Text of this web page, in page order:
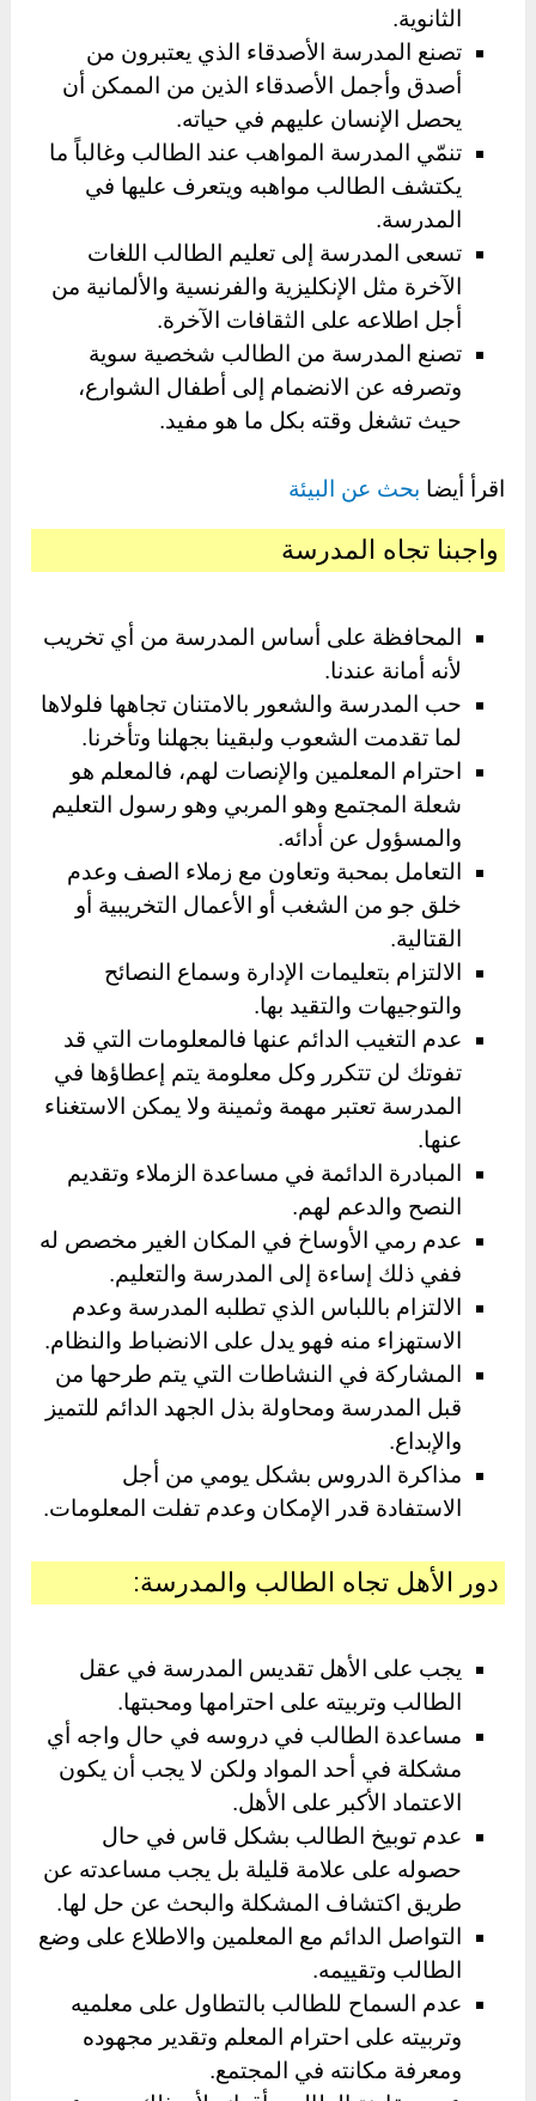
الثانوية.
تصنع المدرسة الأصدقاء الذي يعتبرون من
أصدق وأجمل الأصدقاء الذين من الممكن أن
يحصل الإنسان عليهم في حياته.
تنمّي المدرسة المواهب عند الطالب وغالباً ما
يكتشف الطالب مواهبه ويتعرف عليها في
المدرسة.
تسعى المدرسة إلى تعليم الطالب اللغات
الآخرة مثل الإنكليزية والفرنسية والألمانية من
أجل اطلاعه على الثقافات الآخرة.
تصنع المدرسة من الطالب شخصية سوية
وتصرفه عن الانضمام إلى أطفال الشوارع،
حيث تشغل وقته بكل ما هو مفيد.
اقرأ أيضا بحث عن البيئة
واجبنا تجاه المدرسة
المحافظة على أساس المدرسة من أي تخريب
لأنه أمانة عندنا.
حب المدرسة والشعور بالامتنان تجاهها فلولاها
لما تقدمت الشعوب ولبقينا بجهلنا وتأخرنا.
احترام المعلمين والإنصات لهم، فالمعلم هو
شعلة المجتمع وهو المربي وهو رسول التعليم
والمسؤول عن أدائه.
التعامل بمحبة وتعاون مع زملاء الصف وعدم
خلق جو من الشغب أو الأعمال التخريبية أو
القتالية.
الالتزام بتعليمات الإدارة وسماع النصائح
والتوجيهات والتقيد بها.
عدم التغيب الدائم عنها فالمعلومات التي قد
تفوتك لن تتكرر وكل معلومة يتم إعطاؤها في
المدرسة تعتبر مهمة وثمينة ولا يمكن الاستغناء
عنها.
المبادرة الدائمة في مساعدة الزملاء وتقديم
النصح والدعم لهم.
عدم رمي الأوساخ في المكان الغير مخصص له
ففي ذلك إساءة إلى المدرسة والتعليم.
الالتزام باللباس الذي تطلبه المدرسة وعدم
الاستهزاء منه فهو يدل على الانضباط والنظام.
المشاركة في النشاطات التي يتم طرحها من
قبل المدرسة ومحاولة بذل الجهد الدائم للتميز
والإبداع.
مذاكرة الدروس بشكل يومي من أجل
الاستفادة قدر الإمكان وعدم تفلت المعلومات.
دور الأهل تجاه الطالب والمدرسة:
يجب على الأهل تقديس المدرسة في عقل
الطالب وتربيته على احترامها ومحبتها.
مساعدة الطالب في دروسه في حال واجه أي
مشكلة في أحد المواد ولكن لا يجب أن يكون
الاعتماد الأكبر على الأهل.
عدم توبيخ الطالب بشكل قاس في حال
حصوله على علامة قليلة بل يجب مساعدته عن
طريق اكتشاف المشكلة والبحث عن حل لها.
التواصل الدائم مع المعلمين والاطلاع على وضع
الطالب وتقييمه.
عدم السماح للطالب بالتطاول على معلميه
وتربيته على احترام المعلم وتقدير مجهوده
ومعرفة مكانته في المجتمع.